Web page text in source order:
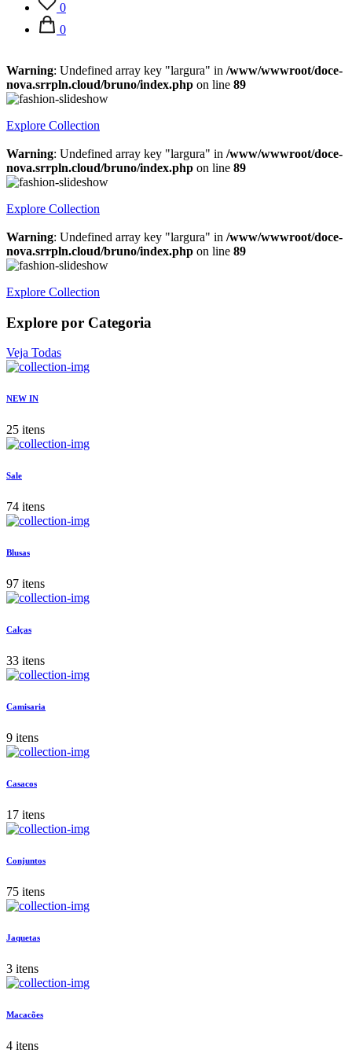
0
0
Warning: Undefined array key "largura" in /www/wwwroot/doce-
nova.srrpln.cloud/bruno/index.php on line 89
Explore Collection
Warning: Undefined array key "largura" in /www/wwwroot/doce-
nova.srrpln.cloud/bruno/index.php on line 89
Explore Collection
Warning: Undefined array key "largura" in /www/wwwroot/doce-
nova.srrpln.cloud/bruno/index.php on line 89
Explore Collection
Explore por Categoria
Veja Todas
NEW IN
25 itens
Sale
74 itens
Blusas
97 itens
Calças
33 itens
Camisaria
9 itens
Casacos
17 itens
Conjuntos
75 itens
Jaquetas
3 itens
Macacões
4 itens